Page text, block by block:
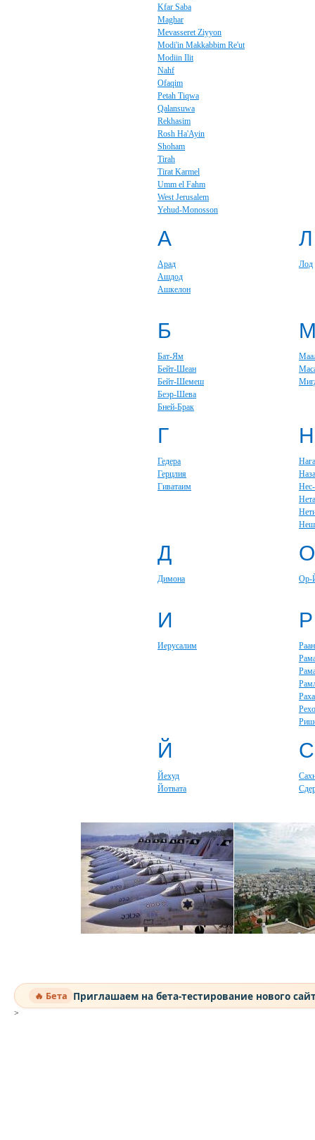
Kfar Saba
Maghar
Mevasseret Ziyyon
Modi'in Makkabbim Re'ut
Modiin Ilit
Nahf
Ofaqim
Petah Tiqwa
Qalansuwa
Rekhasim
Rosh Ha'Ayin
Shoham
Tirah
Tirat Karmel
Umm el Fahm
West Jerusalem
Yehud-Monosson
А
Арад
Ашдод
Ашкелон
Л
Лод
Б
Бат-Ям
Бейт-Шеан
Бейт-Шемеш
Беэр-Шева
Бней-Брак
Г
Гедера
Герцлия
Гиватаим
Н
Д
Димона
О
Ор-
И
Иерусалим
Р
Й
Йехуд
Йотвата
С
🔥 Бета Приглашаем на бета-тестирование нового
>